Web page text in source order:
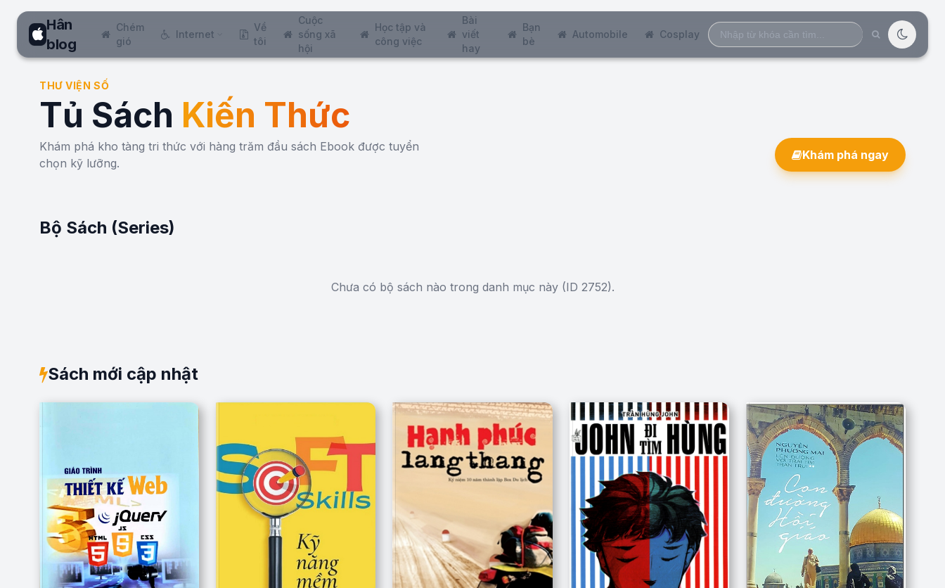
Hân
blog
Chém
gió
Internet
Về
tôi
Cuộc
sống xã
hội
Học tập và
công việc
Bài
viết
hay
Bạn
bè
Automobile Cosplay
Search
for:
THƯ VIỆN SỐ
Tủ Sách Kiến Thức
Khám phá kho tàng tri thức với hàng trăm đầu sách Ebook được tuyển
chọn kỹ lưỡng.
Khám phá ngay
Bộ Sách (Series)
Chưa có bộ sách nào trong danh mục này (ID 2752).
Sách mới cập nhật